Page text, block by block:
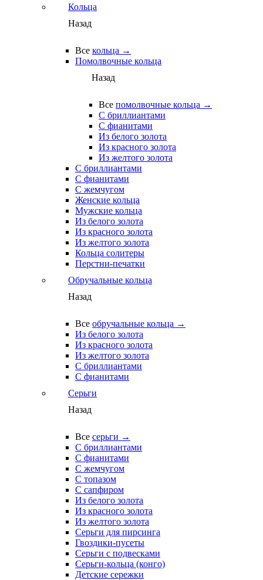
Кольца
Назад
Все кольца →
Помолвочные кольца
Назад
Все помолвочные кольца →
С бриллиантами
С фианитами
Из белого золота
Из красного золота
Из желтого золота
С бриллиантами
С фианитами
С жемчугом
Женские кольца
Мужские кольца
Из белого золота
Из красного золота
Из желтого золота
Кольца солитеры
Перстни-печатки
Обручальные кольца
Назад
Все обручальные кольца →
Из белого золота
Из красного золота
Из желтого золота
С бриллиантами
С фианитами
Серьги
Назад
Все серьги →
С бриллиантами
С фианитами
С жемчугом
С топазом
С сапфиром
Из белого золота
Из красного золота
Из желтого золота
Серьги для пирсинга
Гвоздики-пусеты
Серьги с подвесками
Серьги-кольца (конго)
Детские сережки